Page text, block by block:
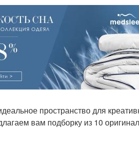
пространство для
вам подборку из 10